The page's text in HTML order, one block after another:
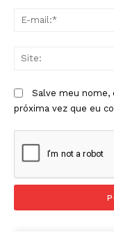
Salve meu nome,
próxima vez que eu